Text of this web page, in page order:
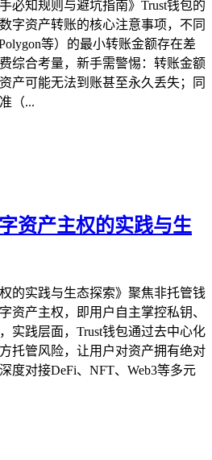
必知规则与避坑指南》Trust钱包的
字资产转账的核心注意事项，不同
等）的最小转账金额存在差
综合考量，新手需警惕：转账金额
产可能无法到账甚至永久丢失；同
（...
资产主权的实践与生
的实践与生态探索》聚焦非托管钱
产主权，即用户自主掌控私钥、
实践层面，Trust钱包通过去中心化
托管风险，让用户对资产拥有绝对
度对接DeFi、NFT、Web3等多元